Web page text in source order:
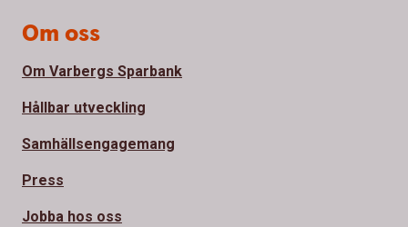
Om oss
Om Varbergs Sparbank
Hållbar utveckling
Samhällsengagemang
Press
Jobba hos oss